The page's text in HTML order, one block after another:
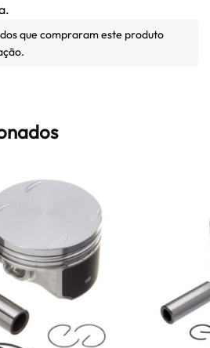
que compraram este produto